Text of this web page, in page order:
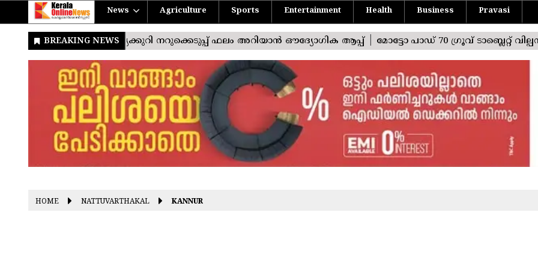
News Agriculture Sports Entertainment Health Business Pravasi
HOME NATTUVARTHAKAL KANNUR